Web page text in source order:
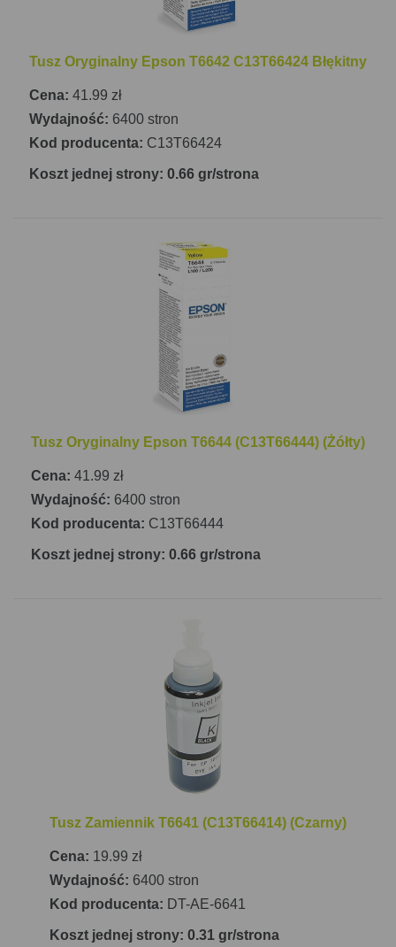
Tusz Oryginalny Epson T6642 C13T66424 Błękitny
Cena: 41.99 zł
Wydajność: 6400 stron
Kod producenta: C13T66424
Koszt jednej strony: 0.66 gr/strona
Tusz Oryginalny Epson T6644 (C13T66444) (Żółty)
Cena: 41.99 zł
Wydajność: 6400 stron
Kod producenta: C13T66444
Koszt jednej strony: 0.66 gr/strona
Tusz Zamiennik T6641 (C13T66414) (Czarny)
Cena: 19.99 zł
Wydajność: 6400 stron
Kod producenta: DT-AE-6641
Koszt jednej strony: 0.31 gr/strona